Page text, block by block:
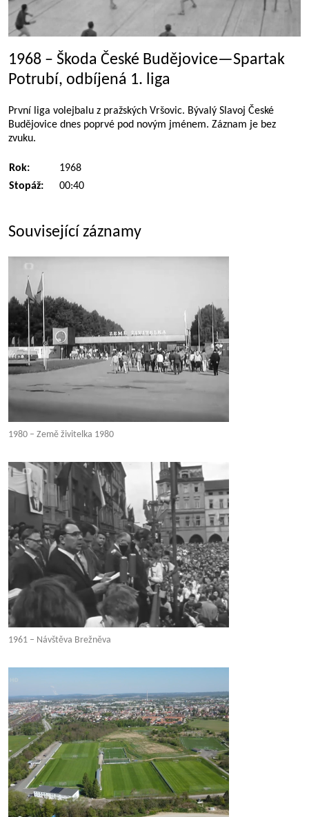
1968 – Škoda České Budějovice—Spartak
Potrubí, odbíjená 1. liga
První liga volejbalu z pražských Vršovic. Bývalý Slavoj České
Budějovice dnes poprvé pod novým jménem. Záznam je bez
zvuku.
Rok:
1968
Stopáž:
00:40
Související záznamy
1980 – Země živitelka 1980
1961 – Návštěva Brežněva